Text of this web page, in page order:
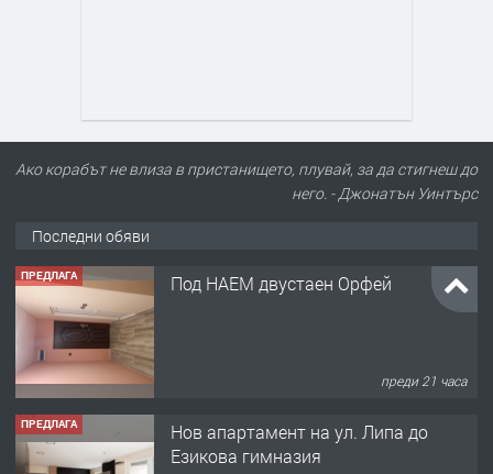
Ако корабът не влиза в пристанището, плувай, за да стигнеш до
него. - Джонатън Уинтърс
Последни обяви
ПРЕДЛАГА Под НАЕМ двустаен Орфей
преди 21 часа
ПРЕДЛАГА
Нов апартамент на ул. Липа до
Езикова гимназия